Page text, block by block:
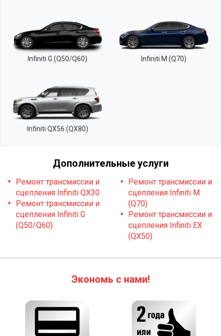
Infiniti G (Q50/Q60) Infiniti M (Q70)
Infiniti QX56 (QX80)
Дополнительные услуги
Ремонт трансмиссии и
сцепления Infiniti QX30
Ремонт трансмиссии и
сцепления Infiniti G
(Q50/Q60)
Ремонт трансмиссии и
сцепления Infiniti M
(Q70)
Ремонт трансмиссии и
сцепления Infiniti EX
(QX50)
Экономь с нами!